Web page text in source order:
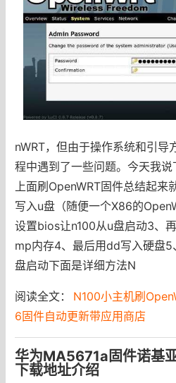
nWRT，但由于操作系统和引导
程中遇到了一些问题。今天我
上面刷OpenWRT固件总结起
写入u盘（随便一个X86的
设置bios让n100从u盘启动3、
mp内存4、最后用dd写入硬盘5
盘启动下面是详细方法N
阅读全文：
N100小主机刷
6固件自动更新带应用商店
华为MA5671a固件诺基
下载地址介绍